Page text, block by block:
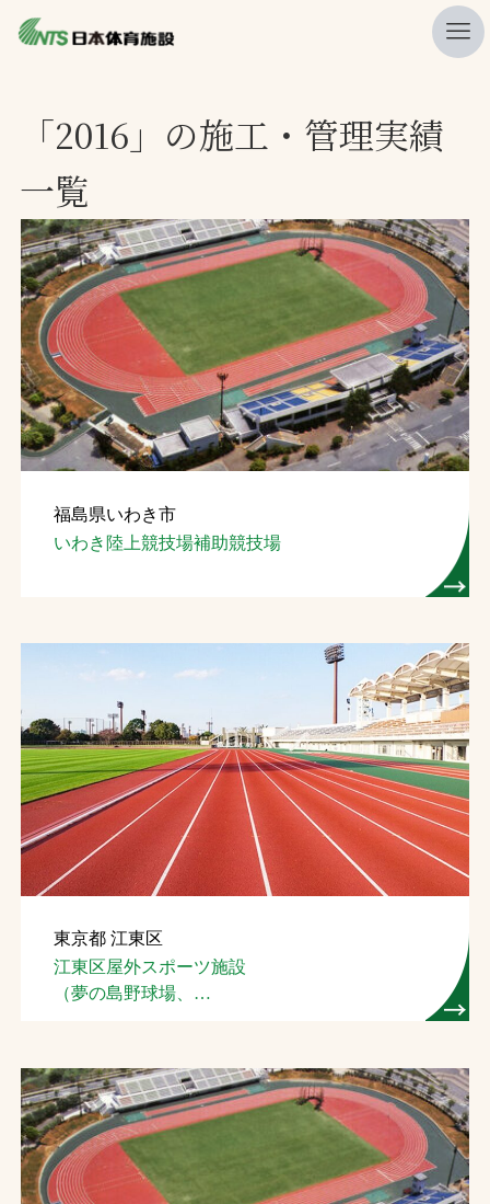
ニュース
プレスリリース
レポート
製品・サービス一覧
施工・管理実績一覧
会社概要
採用情報
検索
お問合せ
ソーシャルメディアポリシー
Instagram
FacebookYouTube
文字の見えづらさや操作にお困りの方へ
「2016」の施工・管理実績
一覧
福島県いわき市
いわき陸上競技場補助競技場
東京都 江東区
江東区屋外スポーツ施設
（夢の島野球場、